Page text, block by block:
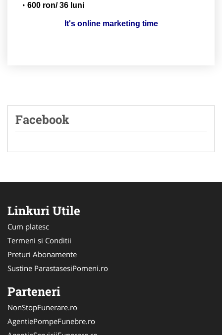
600 ron/ 36 luni
It's online marketing time
Facebook
Linkuri Utile
Cum platesc
Termeni si Conditii
Preturi Abonamente
Sustine ParastasesiPomeni.ro
Parteneri
NonStopFunerare.ro
AgentiePompeFunebre.ro